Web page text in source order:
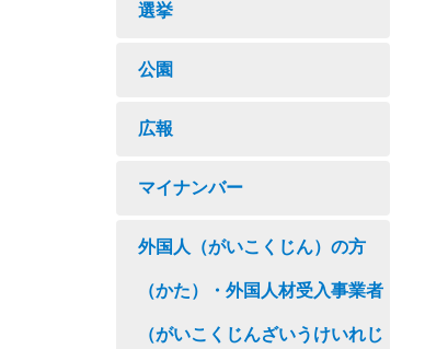
選挙
公園
広報
マイナンバー
外国人（がいこくじん）の方
（かた）・外国人材受入事業者
（がいこくじんざいうけいれじ